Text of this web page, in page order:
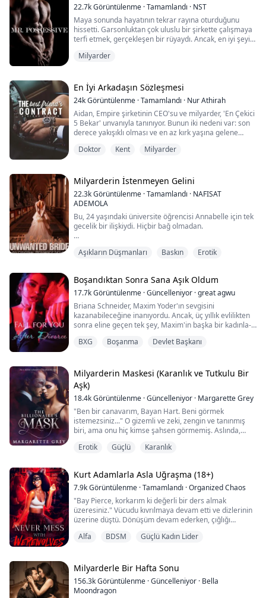
SCARLET
Bir zamanlar, yoğun ve seksi Lucas Alejandro'ya aş...
22.7kGörüntülenme ·Tamamlandı · NST
Maya sonunda hayatının tekrar rayına oturduğunu
hissetti. Garsonluktan çok uluslu bir şirkette çalışmaya
terfi etmek, gerçekleşen bir rüyaydı. Ancak, en iyi şeyin
çarpana kadar. O, tek bir bakışıyla onu mahveden
Beni sertçe duvara itti ve ellerimi başımın üzerine
kaldırdı, hareket et...
Milyarder
En İyi Arkadaşın Sözleşmesi
24kGörüntülenme ·Tamamlandı · Nur Athirah
Aidan, Empire şirketinin CEO'su ve milyarder, 'En Çekici
5 Bekar' unvanıyla tanınıyor. Bunun iki nedeni var: son
derece yakışıklı olması ve en az kırk yaşına gelene
istemediği randevulara ayarlıyor, bu da onu sinir ediyor.
doğru zamanı bulamamış. İşleriyle o kadar meşgul ki,
kendi özel ...
Doktor Kent Milyarder
Milyarderin İstenmeyen Gelini
22.3kGörüntülenme ·Tamamlandı · NAFISAT
ADEMOLA
Bu, 24 yaşındaki üniversite öğrencisi Annabelle için tek
gecelik bir ilişkiydi. Hiçbir bağ olmadan.
milyarderi ve çapkın olarak etiketlenmiş bir derginin
Aidan, 26 yaşında bir milyarder ve o gece Anna ile
birlikte olduğundan beri yüksek bir cinsel dürtüye sahip.
Bir ...
Aşıkların Düşmanları Baskın Erotik
Boşandıktan Sonra Sana Aşık Oldum
17.7kGörüntülenme ·Güncelleniyor ·great agwu
Briana Schneider, Maxim Yoder'ın sevgisini
kazanabileceğine inanıyordu. Ancak, üç yıllık evlilikten
sonra eline geçen tek şey, Maxim'in başka bir kadınla-
çekilmiş fotoğraflarıydı. O noktada, Briana Maxim'in
görünüyordu. Ancak, boşanma belg...
BXG Boşanma Devlet Başkanı
Milyarderin Maskesi (Karanlık ve Tutkulu Bir
Aşk)
18.4kGörüntülenme ·Güncelleniyor · Margarette Grey
"Ben bir canavarım, Bayan Hart. Beni görmek
istemezsiniz..." O gizemli ve zeki, zengin ve tanınmış
biri, ama onu hiç kimse şahsen görmemiş. Aslında,
kuralından biri. Kimse ona dokunamaz da; bu da başka
dünyadan değil ve güzelliği fizikselin ötesind...
Erotik Güçlü Karanlık
Kurt Adamlarla Asla Uğraşma (18+)
7.9kGörüntülenme ·Tamamlandı ·Organized Chaos
"Bay Pierce, korkarım ki değerli bir ders almak
üzeresiniz." Vücudu kıvrılmaya devam etti ve dizlerinin
üzerine düştü. Dönüşüm devam ederken, çığlığı
üzerinde duruyordu ve sırtı hala ona dönüktü. Devasa
sık sık taktığı o çarpık gülümsem...
Alfa BDSM Güçlü Kadın Lider
Milyarderle Bir Hafta Sonu
156.3kGörüntülenme ·Güncelleniyor · Bella
Moondragon